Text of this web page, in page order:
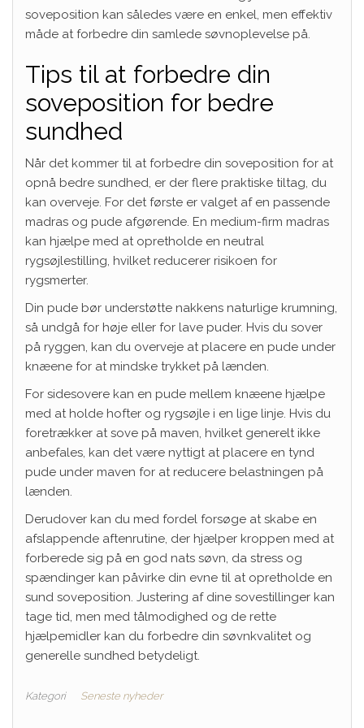
soveposition kan således være en enkel, men effektiv
måde at forbedre din samlede søvnoplevelse på.
Tips til at forbedre din
soveposition for bedre
sundhed
Når det kommer til at forbedre din soveposition for at
opnå bedre sundhed, er der flere praktiske tiltag, du
kan overveje. For det første er valget af en passende
madras og pude afgørende. En medium-firm madras
kan hjælpe med at opretholde en neutral
rygsøjlestilling, hvilket reducerer risikoen for
rygsmerter.
Din pude bør understøtte nakkens naturlige krumning,
så undgå for høje eller for lave puder. Hvis du sover
på ryggen, kan du overveje at placere en pude under
knæene for at mindske trykket på lænden.
For sidesovere kan en pude mellem knæene hjælpe
med at holde hofter og rygsøjle i en lige linje. Hvis du
foretrækker at sove på maven, hvilket generelt ikke
anbefales, kan det være nyttigt at placere en tynd
pude under maven for at reducere belastningen på
lænden.
Derudover kan du med fordel forsøge at skabe en
afslappende aftenrutine, der hjælper kroppen med at
forberede sig på en god nats søvn, da stress og
spændinger kan påvirke din evne til at opretholde en
sund soveposition. Justering af dine sovestillinger kan
tage tid, men med tålmodighed og de rette
hjælpemidler kan du forbedre din søvnkvalitet og
generelle sundhed betydeligt.
Kategori Seneste nyheder